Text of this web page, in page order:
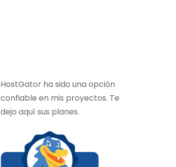
HostGator ha sido una opción
confiable en mis proyectos. Te
dejo aquí sus planes.